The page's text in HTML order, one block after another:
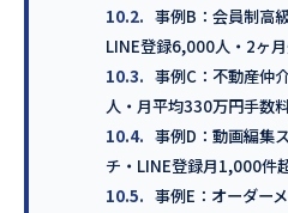
10.2. 事例B：会員制高
LINE登録6,000人・2ヶ
10.3. 事例C：不動産仲
人・月平均330万円手数
10.4. 事例D：動画編集
チ・LINE登録月1,000件
10.5. 事例E：オーダー